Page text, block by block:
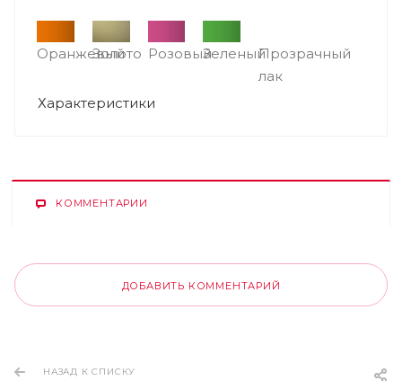
Оранжевый
Золото РозовыйЗеленыйПрозрачный
лак
Характеристики
КОММЕНТАРИИ
ДОБАВИТЬ КОММЕНТАРИЙ
НАЗАД К СПИСКУ